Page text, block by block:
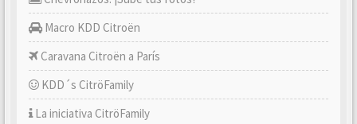
Macro KDD Citroën
Caravana Citroën a París
KDD´s CitröFamily
La iniciativa CitröFamily